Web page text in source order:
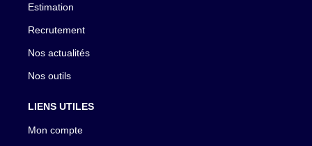
Estimation
Recrutement
Nos actualités
Nos outils
LIENS UTILES
Mon compte